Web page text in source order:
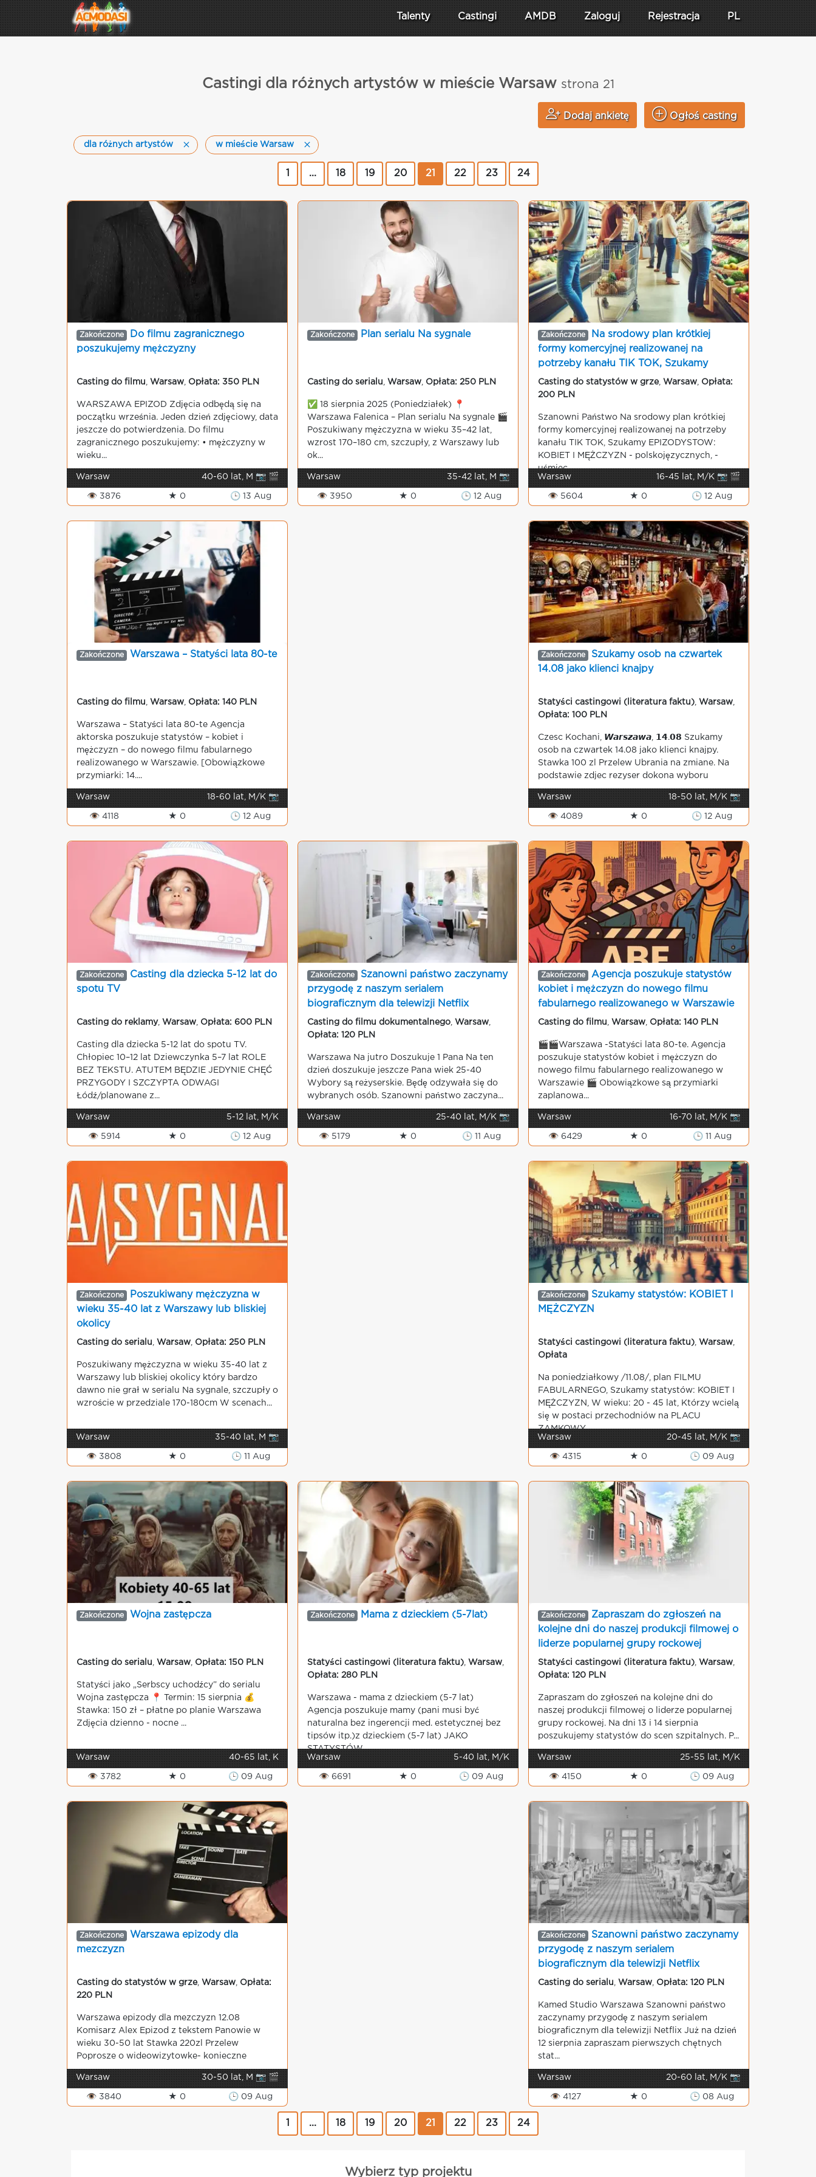
Talenty Castingi AMDB Zaloguj Rejestracja PL
Castingi dla różnych artystów w mieście Warsaw strona 21
Dodaj ankietę Ogłoś casting
dla różnych artystów w mieście Warsaw
... 18 19 20 21 22 23 24
Zakończone
Do filmu zagranicznego
poszukujemy mężczyzny
Casting do filmu Warsaw Opłata: 350 PLN
WARSZAWA EPIZOD Zdjęcia odbędą się na
początku września. Jeden dzień zdjęciowy, data
jeszcze do potwierdzenia. Do filmu
zagranicznego poszukujemy: • mężczyzny w
wieku...
Warsaw 40-60 lat, M 📷 🎬
👁 3876 ★ 0 🕒 13 Aug
Zakończone Plan serialu Na sygnale
Casting do serialu Warsaw Opłata: 250 PLN
✅ 18 sierpnia 2025 (Poniedziałek) 📍
Warszawa Falenica – Plan serialu Na sygnale 🎬
Poszukiwany mężczyzna w wieku 35–42 lat,
wzrost 170–180 cm, szczupły, z Warszawy lub
ok...
Warsaw 35-42 lat, M 📷
👁 3950 ★ 0 🕒 12 Aug
Zakończone
Na srodowy plan krótkiej
formy komercyjnej realizowanej na
potrzeby kanału TIK TOK, Szukamy
EPIZODYSTOW
Casting do statystów w grze, Warsaw
Opłata:
200 PLN
Szanowni Państwo Na srodowy plan krótkiej
formy komercyjnej realizowanej na potrzeby
kanału TIK TOK, Szukamy EPIZODYSTOW:
KOBIET I MĘŻCZYZN - polskojęzycznych, -
uśmiec...
Warsaw
16-45 lat, M/K 📷 🎬
👁 5604 ★ 0 🕒 12 Aug
Zakończone Warszawa – Statyści lata 80-te
Casting do filmu Warsaw Opłata: 140 PLN
Warszawa – Statyści lata 80-te Agencja
aktorska poszukuje statystów – kobiet i
mężczyzn – do nowego filmu fabularnego
realizowanego w Warszawie. [Obowiązkowe
przymiarki: 14....
Warsaw 18-60 lat, M/K 📷
👁 4118 ★ 0 🕒 12 Aug
Zakończone
Szukamy osob na czwartek
14.08 jako klienci knajpy
Statyści castingowi (literatura faktu) Warsaw
Opłata: 100 PLN
Czesc Kochani, 𝙒𝙖𝙧𝙨𝙯𝙖𝙬𝙖, 𝟭𝟰.𝟬𝟴 Szukamy
osob na czwartek 14.08 jako klienci knajpy.
Stawka 100 zl Przelew Ubrania na zmiane. Na
podstawie zdjec rezyser dokona wyboru
Warsaw 18-50 lat, M/K 📷
👁 4089 ★ 0 🕒 12 Aug
Zakończone
Casting dla dziecka 5-12 lat do
spotu TV
Casting do reklamy, Warsaw Opłata: 600 PLN
Casting dla dziecka 5-12 lat do spotu TV.
Chłopiec 10–12 lat Dziewczynka 5–7 lat ROLE
BEZ TEKSTU. ATUTEM BĘDZIE JEDYNIE CHĘĆ
PRZYGODY I SZCZYPTA ODWAGI
Łódź/planowane z...
Warsaw 5-12 lat, M/K
👁 5914 ★ 0 🕒 12 Aug
Zakończone
Szanowni państwo zaczynamy
przygodę z naszym serialem
biograficznym dla telewizji Netflix
Casting do filmu dokumentalnego Warsaw
Opłata: 120 PLN
Warszawa Na jutro Doszukuje 1 Pana Na ten
dzień doszukuje jeszcze Pana wiek 25-40
Wybory są reżyserskie. Będę odzywała się do
wybranych osób. Szanowni państwo zaczyna...
Warsaw 25-40 lat, M/K 📷
👁 5179 ★ 0 🕒 11 Aug
Zakończone
Agencja poszukuje statystów
kobiet i mężczyzn do nowego filmu
fabularnego realizowanego w Warszawie
Casting do filmu Warsaw Opłata: 140 PLN
🎬🎬Warszawa -Statyści lata 80-te. Agencja
poszukuje statystów kobiet i mężczyzn do
nowego filmu fabularnego realizowanego w
Warszawie 🎬 Obowiązkowe są przymiarki
zaplanowa...
Warsaw 16-70 lat, M/K 📷
👁 6429 ★ 0 🕒 11 Aug
Zakończone
Poszukiwany mężczyzna w
wieku 35-40 lat z Warszawy lub bliskiej
okolicy
Casting do serialu Warsaw Opłata: 250 PLN
Poszukiwany mężczyzna w wieku 35-40 lat z
Warszawy lub bliskiej okolicy który bardzo
dawno nie grał w serialu Na sygnale, szczupły o
wzroście w przedziale 170-180cm W scenach...
Warsaw 35-40 lat, M 📷
👁 3808 ★ 0 🕒 11 Aug
Zakończone
Szukamy statystów: KOBIET I
MĘŻCZYZN
Statyści castingowi (literatura faktu) Warsaw
Opłata
Na poniedziałkowy /11.08/, plan FILMU
FABULARNEGO, Szukamy statystów: KOBIET I
MĘŻCZYZN, W wieku: 20 - 45 lat, Którzy wcielą
się w postaci przechodniów na PLACU
ZAMKOWY...
Warsaw
20-45 lat, M/K 📷
👁 4315 ★ 0 🕒 09 Aug
Zakończone Wojna zastępcza
Casting do serialu Warsaw Opłata: 150 PLN
Statyści jako „Serbscy uchodźcy” do serialu
Wojna zastępcza 📍 Termin: 15 sierpnia 💰
Stawka: 150 zł – płatne po planie Warszawa
Zdjęcia dzienno - nocne ...
Warsaw 40-65 lat, K
👁 3782 ★ 0 🕒 09 Aug
Zakończone Mama z dzieckiem (5-7lat)
Statyści castingowi (literatura faktu) Warsaw
Opłata: 280 PLN
Warszawa - mama z dzieckiem (5-7 lat)
Agencja poszukuje mamy (pani musi być
naturalna bez ingerencji med. estetycznej bez
tipsów itp.)z dzieckiem (5-7 lat) JAKO
STATYSTÓW. ...
Warsaw
5-40 lat, M/K
👁 6691 ★ 0 🕒 09 Aug
Zakończone
Zapraszam do zgłoszeń na
kolejne dni do naszej produkcji filmowej o
liderze popularnej grupy rockowej
Statyści castingowi (literatura faktu) Warsaw
Opłata: 120 PLN
Zapraszam do zgłoszeń na kolejne dni do
naszej produkcji filmowej o liderze popularnej
grupy rockowej. Na dni 13 i 14 sierpnia
poszukujemy statystów do scen szpitalnych. P...
Warsaw 25-55 lat, M/K
👁 4150 ★ 0 🕒 09 Aug
Zakończone
Warszawa epizody dla
mezczyzn
Casting do statystów w grze, Warsaw
Opłata:
220 PLN
Warszawa epizody dla mezczyzn 12.08
Komisarz Alex Epizod z tekstem Panowie w
wieku 30-50 lat Stawka 220zl Przelew
Poprosze o wideowizytowke- konieczne
Warsaw 30-50 lat, M 📷 🎬
👁 3840 ★ 0 🕒 09 Aug
Zakończone
Szanowni państwo zaczynamy
przygodę z naszym serialem
biograficznym dla telewizji Netflix
Casting do serialu Warsaw Opłata: 120 PLN
Kamed Studio Warszawa Szanowni państwo
zaczynamy przygodę z naszym serialem
biograficznym dla telewizji Netflix Już na dzień
12 sierpnia zapraszam pierwszych chętnych
stat...
Warsaw 20-60 lat, M/K 📷
👁 4127 ★ 0 🕒 08 Aug
... 18 19 20 21 22 23 24
Wybierz typ projektu